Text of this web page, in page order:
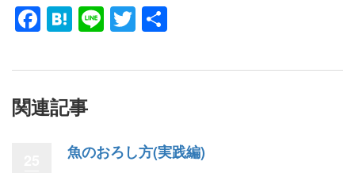
Facebook
Hatena
LineTwitter
関連記事
魚のおろし方(実践編)